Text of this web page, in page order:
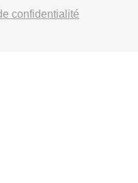
confidentialité